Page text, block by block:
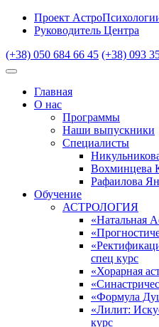
Проект
Руководитель Центра
(+38) 050 684 66 45 (+38) 093
Главная
О нас
Программы
Наши выпускники
Специалисты
Вохминцева
Рафаилова
Обучение
АСТРОЛОГИЯ
«Натальная
спец курс
«Хорарная
«Формула
«Лилит:
курс